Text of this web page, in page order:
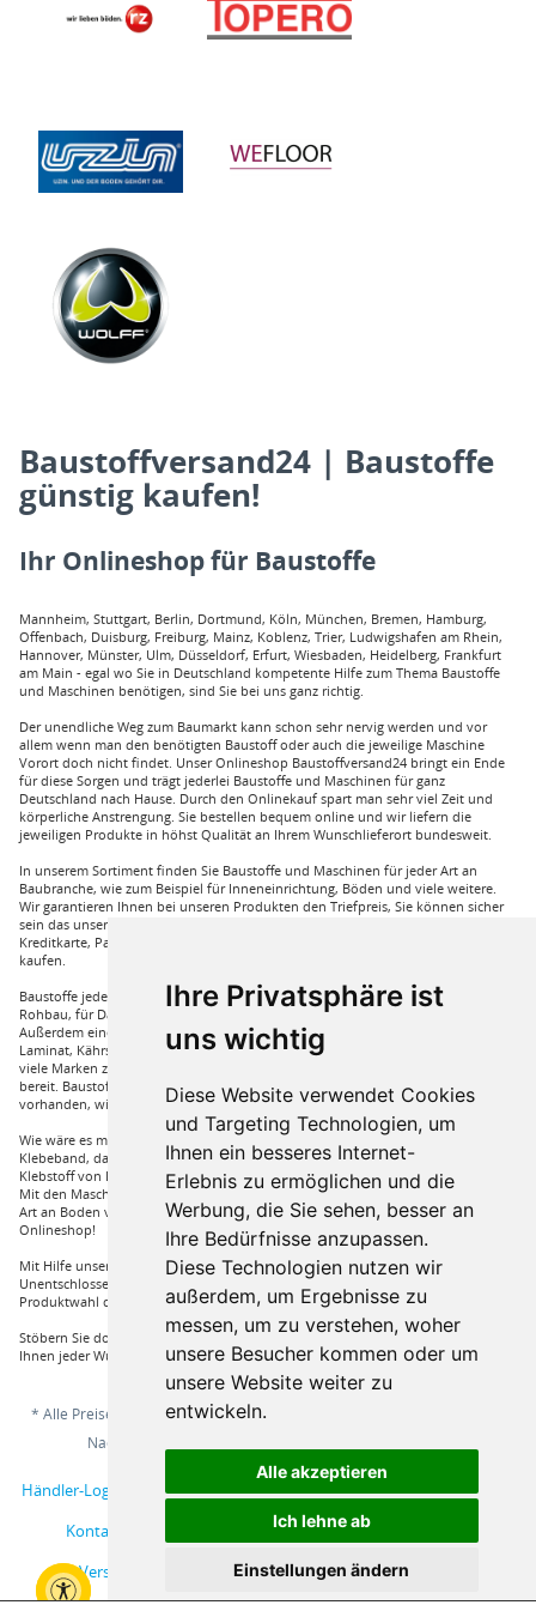
Ihre Privatsphäre ist
uns wichtig
Diese Website verwendet Cookies
und Targeting Technologien, um
Ihnen ein besseres Internet-
Erlebnis zu ermöglichen und die
Werbung, die Sie sehen, besser an
Ihre Bedürfnisse anzupassen.
Diese Technologien nutzen wir
außerdem, um Ergebnisse zu
messen, um zu verstehen, woher
unsere Besucher kommen oder um
unsere Website weiter zu
entwickeln.
Alle akzeptieren
Ich lehne ab
Einstellungen ändern
Baustoffversand24 | Baustoffe
günstig kaufen!
Ihr Onlineshop für Baustoffe
Mannheim, Stuttgart, Berlin, Dortmund, Köln, München, Bremen, Hamburg,
Offenbach, Duisburg, Freiburg, Mainz, Koblenz, Trier, Ludwigshafen am Rhein,
Hannover, Münster, Ulm, Düsseldorf, Erfurt, Wiesbaden, Heidelberg, Frankfurt
am Main - egal wo Sie in Deutschland kompetente Hilfe zum Thema Baustoffe
und Maschinen benötigen, sind Sie bei uns ganz richtig.
Der unendliche Weg zum Baumarkt kann schon sehr nervig werden und vor
allem wenn man den benötigten Baustoff oder auch die jeweilige Maschine
Vorort doch nicht findet. Unser Onlineshop Baustoffversand24 bringt ein Ende
für diese Sorgen und trägt jederlei Baustoffe und Maschinen für ganz
Deutschland nach Hause. Durch den Onlinekauf spart man sehr viel Zeit und
körperliche Anstrengung. Sie bestellen bequem online und wir liefern die
jeweiligen Produkte in höhst Qualität an Ihrem Wunschlieferort bundesweit.
In unserem Sortiment finden Sie Baustoffe und Maschinen für jeder Art an
Baubranche, wie zum Beispiel für Inneneinrichtung, Böden und viele weitere.
Wir garantieren Ihnen bei unseren Produkten den Triefpreis, Sie können sicher
sein das unsere Preisangebote die besten sind. Sie können bei uns mit
Kreditkarte, Paypal und auch mit Vorkasse bei uns auf Rechnung Baustoffe
kaufen.
Baustoffe jeder Art die sie für ihren Haus benötigen, wie beispielsweise für den
Rohbau, für Dämmungen für ihr Haus und für den Innenausbau. Wir führen
Außerdem eine große Auswahl an Bodenbelägen wie GUNREBEN Parkett, JOKA
Laminat, Kährs Parkett, Pardor Laminat, PCV Boden der Marke Wefloor und
viele Marken zu Fliesen, hierzu steht unser Service Team aus Fachprofis zur Hilfe
bereit. Baustoffe für den Außenbereich haben wir ebenso in unserem Sortiment
vorhanden, wie Dachfenster, Gartenhäuser und auch diverse Zäune.
Wie wäre es mit Klebstoffe von Uzin, wie zum Beispiel das Aluminium
Klebeband, dass Sie auch bei hoher Hitze einsetzen können oder auch ein
Klebstoff von Bona, dass für verkleben von Massivholzdielen in Einsatz kommt.
Mit den Maschinen von Wolff und Janser können sie im Handumdrehen jeder
Art an Boden verarbeiten. Vieles mehr an Marken und Artikel nur bei uns im
Onlineshop!
Mit Hilfe unserer Service Hotline sind Sie nur mit einem Anruf von ihrer
Unentschlossenheit erlöst und bekommen von einem Fachprofi die beste
Produktwahl die für sie relevant ist.
Stöbern Sie doch einfach durch unserem Sortiment und Sie werden sehen, dass
Ihnen jeder Wunsch erfüllt wird.
* Alle Preise inkl. gesetzl. Mehrwertsteuer zzgl.
Nachnahmegebühren, wenn nicht anders beschrieben
Händler-Login Musterbestellung Über uns
Hilfe / Support
Kontakt
Online-Streitschlichtungsplattform
Versand und Zahlungsbedingungen
Impressum